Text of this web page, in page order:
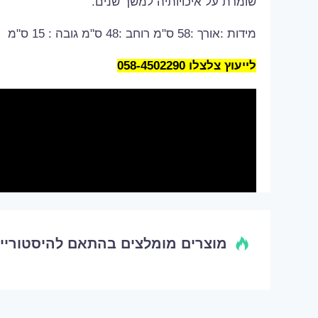
מידות :אורך :58 ס"מ רוחב :48 ס"מ גובה : 15 ס"מ
לייעוץ צלצלו 058-4502290
מוצרים מומלצים בהתאם